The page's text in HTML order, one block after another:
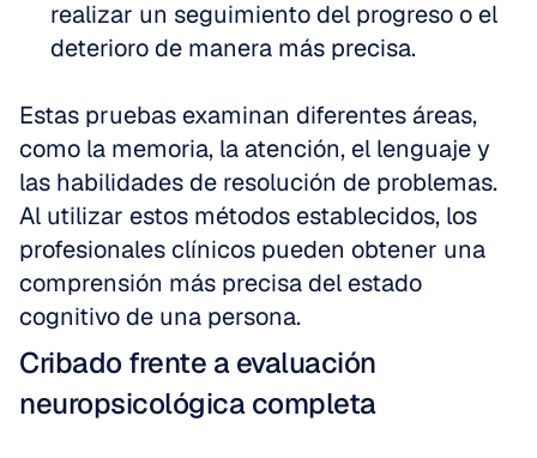
realizar un seguimiento del progreso o el
deterioro de manera más precisa.
Estas pruebas examinan diferentes áreas,
como la memoria, la atención, el lenguaje y
las habilidades de resolución de problemas.
Al utilizar estos métodos establecidos, los
profesionales clínicos pueden obtener una
comprensión más precisa del estado
cognitivo de una persona.
Cribado frente a evaluación
neuropsicológica completa